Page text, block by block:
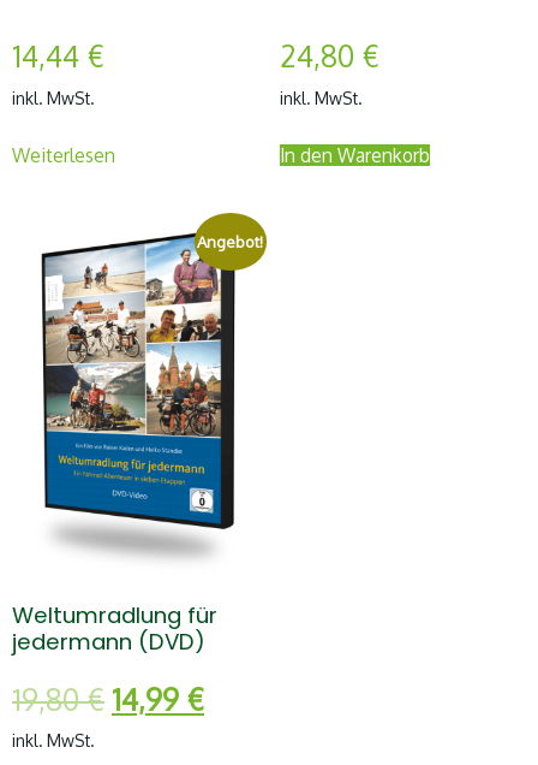
14,44 €
inkl. MwSt.
Weiterlesen
24,80 €
inkl. MwSt.
In den Warenkorb
Angebot!
Weltumradlung für
jedermann (DVD)
19,80€ Ursprünglicher
Preis
14,99 €Aktueller
Preis
inkl. MwSt.